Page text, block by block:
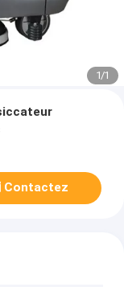
1/1
Contactez